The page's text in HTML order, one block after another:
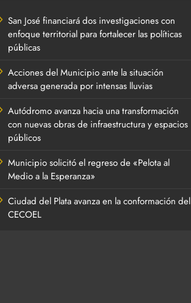
San José financiará dos investigaciones con
enfoque territorial para fortalecer las políticas
públicas
Acciones del Municipio ante la situación
adversa generada por intensas lluvias
Autódromo avanza hacia una transformación
con nuevas obras de infraestructura y espacios
públicos
Municipio solicitó el regreso de «Pelota al
Medio a la Esperanza»
Ciudad del Plata avanza en la conformación del
CECOEL